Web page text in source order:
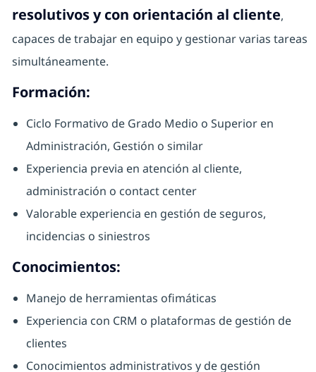
resolutivos y con orientación al cliente,
capaces de trabajar en equipo y gestionar varias tareas
simultáneamente.
Formación:
Ciclo Formativo de Grado Medio o Superior en
Administración, Gestión o similar
Experiencia previa en atención al cliente,
administración o contact center
Valorable experiencia en gestión de seguros,
incidencias o siniestros
Conocimientos:
Manejo de herramientas ofimáticas
Experiencia con CRM o plataformas de gestión de
clientes
Conocimientos administrativos y de gestión